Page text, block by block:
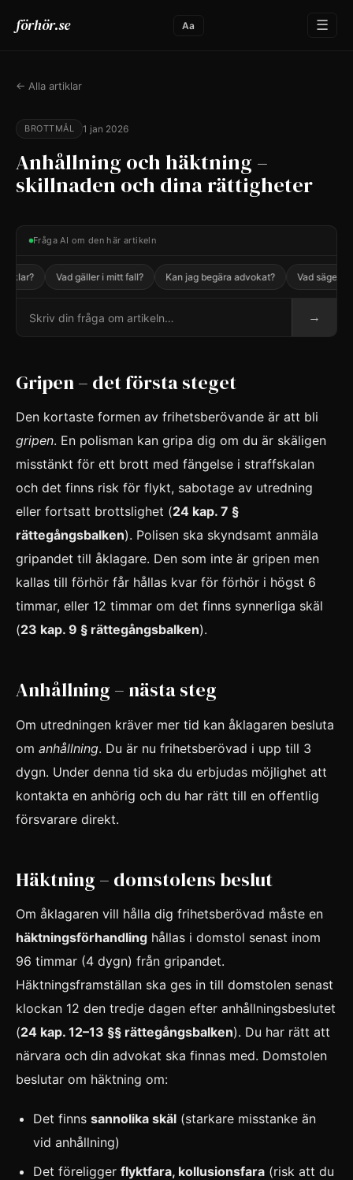
förhör.se Aa ☰
← Alla artiklar
BROTTMÅL 1 jan 2026
Anhållning och häktning –
skillnaden och dina rättigheter
Fråga AI om den här artikeln
Vad gäller i mitt fall? Kan jag begära advokat? Vad säger
→
Gripen – det första steget
Den kortaste formen av frihetsberövande är att bli
gripen. En polisman kan gripa dig om du är skäligen
misstänkt för ett brott med fängelse i straffskalan
och det finns risk för flykt, sabotage av utredning
eller fortsatt brottslighet (24 kap. 7 §
rättegångsbalken). Polisen ska skyndsamt anmäla
gripandet till åklagare. Den som inte är gripen men
kallas till förhör får hållas kvar för förhör i högst 6
timmar, eller 12 timmar om det finns synnerliga skäl
(23 kap. 9 § rättegångsbalken).
Anhållning – nästa steg
Om utredningen kräver mer tid kan åklagaren besluta
om anhållning. Du är nu frihetsberövad i upp till 3
dygn. Under denna tid ska du erbjudas möjlighet att
kontakta en anhörig och du har rätt till en offentlig
försvarare direkt.
Häktning – domstolens beslut
Om åklagaren vill hålla dig frihetsberövad måste en
häktningsförhandling hållas i domstol senast inom
96 timmar (4 dygn) från gripandet.
Häktningsframställan ska ges in till domstolen senast
klockan 12 den tredje dagen efter anhållningsbeslutet
(24 kap. 12–13 §§ rättegångsbalken). Du har rätt att
närvara och din advokat ska finnas med. Domstolen
beslutar om häktning om:
Det finnssannolika skäl (starkare misstanke än
vid anhållning)
Det föreliggerflyktfara, kollusionsfara (risk att du